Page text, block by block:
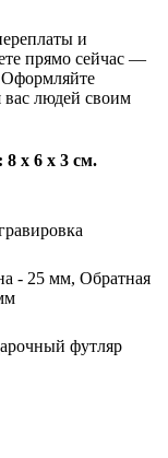
и
прямо сейчас —
Оформляйте
людей своим
х 6 х 3 см.
- 25 мм, Обратная
футляр